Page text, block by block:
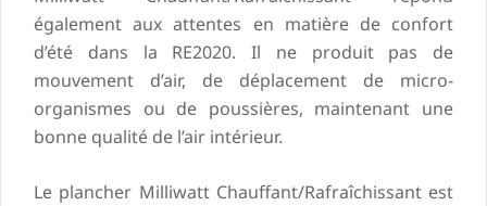
également aux attentes en matière de confort
d’été dans la RE2020. Il ne produit pas de
mouvement d’air, de déplacement de micro-
organismes ou de poussières, maintenant une
bonne qualité de l’air intérieur.
Le plancher Milliwatt Chauffant/Rafraîchissant est